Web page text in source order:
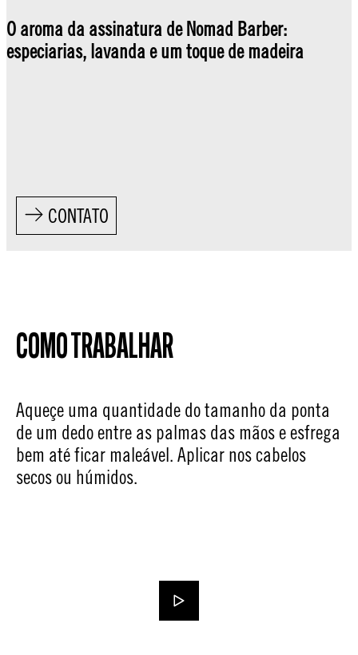
O aroma da assinatura de Nomad Barber:
especiarias, lavanda e um toque de madeira
CONTATO
COMO TRABALHAR
Aqueçe uma quantidade do tamanho da ponta
de um dedo entre as palmas das mãos e esfrega
bem até ficar maleável. Aplicar nos cabelos
secos ou húmidos.